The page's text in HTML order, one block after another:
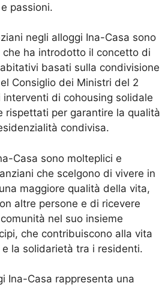
passioni.
negli alloggi Ina-Casa sono
ha introdotto il concetto di
basati sulla condivisione
Consiglio dei Ministri del 2
di cohousing solidale
rispettati per garantire la qualità
condivisa.
Casa sono molteplici e
che scelgono di vivere in
maggiore qualità della vita,
altre persone e di ricevere
nel suo insieme
che contribuiscono alla vita
la solidarietà tra i residenti.
Ina-Casa rappresenta una